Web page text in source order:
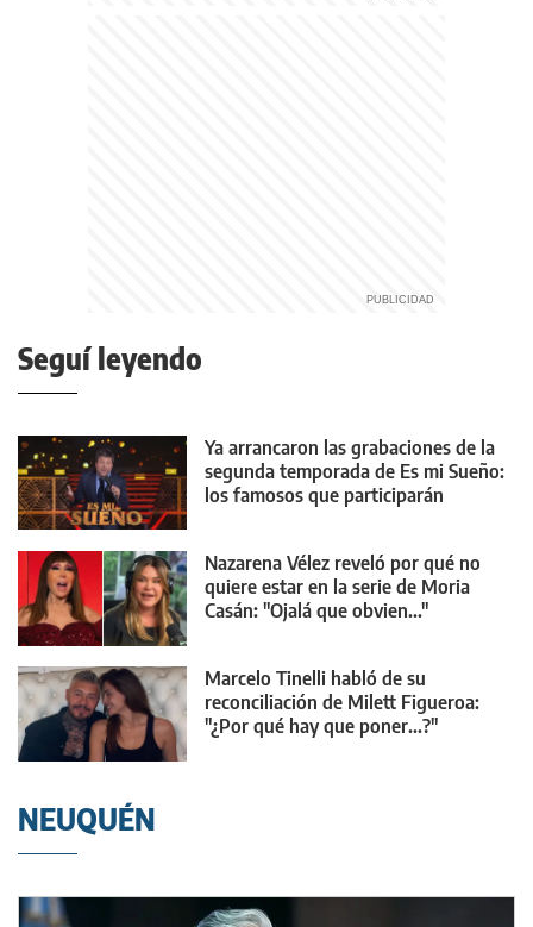
Seguí leyendo
Ya arrancaron las grabaciones de la
segunda temporada de Es mi Sueño:
los famosos que participarán
Nazarena Vélez reveló por qué no
quiere estar en la serie de Moria
Casán: "Ojalá que obvien..."
Marcelo Tinelli habló de su
reconciliación de Milett Figueroa:
"¿Por qué hay que poner...?"
NEUQUÉN